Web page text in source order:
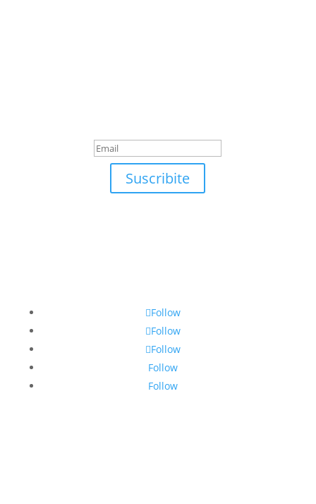
Suscribite
Follow
Follow
Follow
Follow
Follow